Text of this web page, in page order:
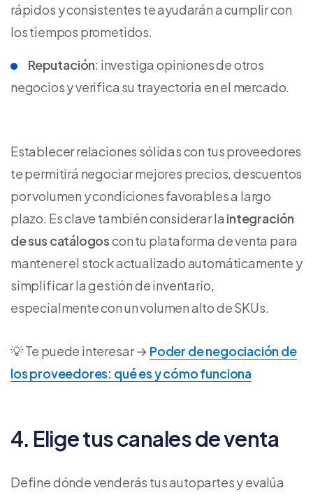
rápidos y consistentes te ayudarán a cumplir con
los tiempos prometidos.
Reputación: investiga opiniones de otros
negocios y verifica su trayectoria en el mercado.
Establecer relaciones sólidas con tus proveedores
te permitirá negociar mejores precios, descuentos
por volumen y condiciones favorables a largo
plazo. Es clave también considerar la integración
de sus catálogoscon tu plataforma de venta para
mantener el stock actualizado automáticamente y
simplificar la gestión de inventario,
especialmente con un volumen alto de SKUs.
💡 Te puede interesar → Poder de negociación de
los proveedores: qué es y cómo funciona
4. Elige tus canales de venta
Define dónde venderás tus autopartes y evalúa